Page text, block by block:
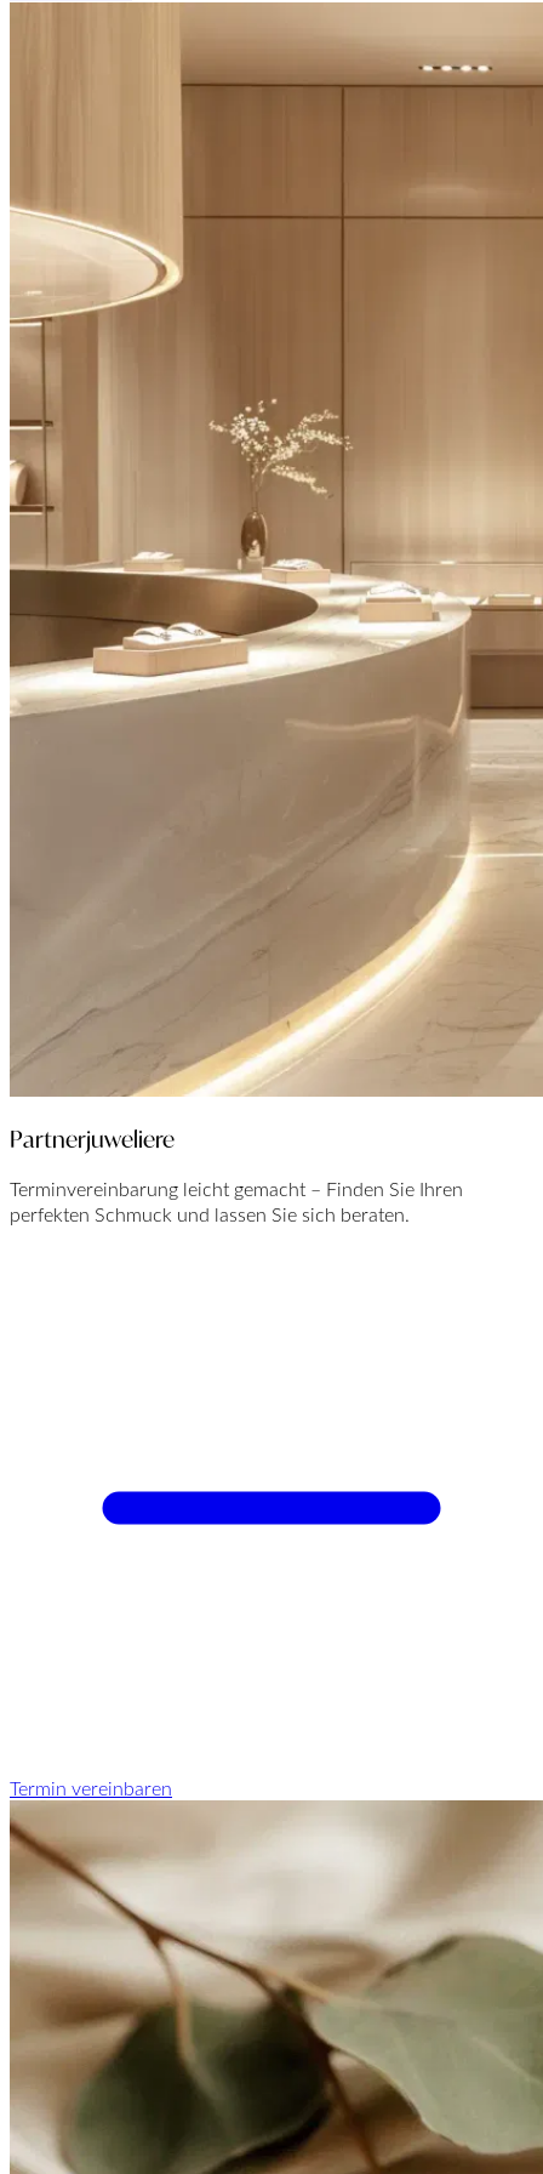
Partnerjuweliere
Terminvereinbarung leicht gemacht – Finden Sie Ihren
perfekten Schmuck und lassen Sie sich beraten.
Termin vereinbaren